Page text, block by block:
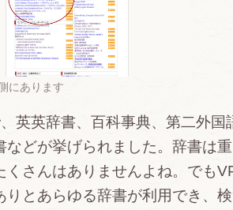
にあります
英英辞書、百科事典、第二外国
などが挙げられました。辞書は
くさんはありませんよね。でも
りとあらゆる辞書が利用でき、